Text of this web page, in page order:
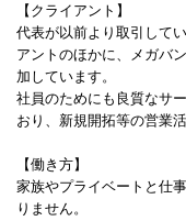
【クライアント】
代表が以前より取引して
アントのほかに、メガバ
加しています。
社員のためにも良質なサ
おり、新規開拓等の営業
【働き方】
家族やプライベートと仕
りません。